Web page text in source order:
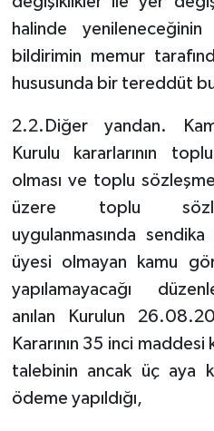
halinde
bildirimin memur
hususunda bir tereddüt
2.2.Diğer yandan.
Kurulu kararlarının
olması ve toplu
üzere toplu
uygulanmasında
üyesi olmayan kamu
yapılamayacağı
anılan Kurulun
Kararının 35 inci maddesi
talebinin ancak üç aya
ödeme yapıldığı,